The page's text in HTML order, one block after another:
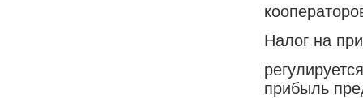
Налог на
прибыль